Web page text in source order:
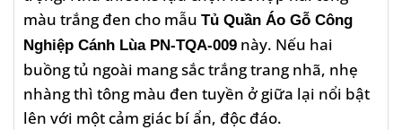
màu trắng đen cho mẫu Tủ Quần Áo Gỗ Công
Nghiệp Cánh Lùa PN-TQA-009 này. Nếu hai
buồng tủ ngoài mang sắc trắng trang nhã, nhẹ
nhàng thì tông màu đen tuyền ở giữa lại nổi bật
lên với một cảm giác bí ẩn, độc đáo.